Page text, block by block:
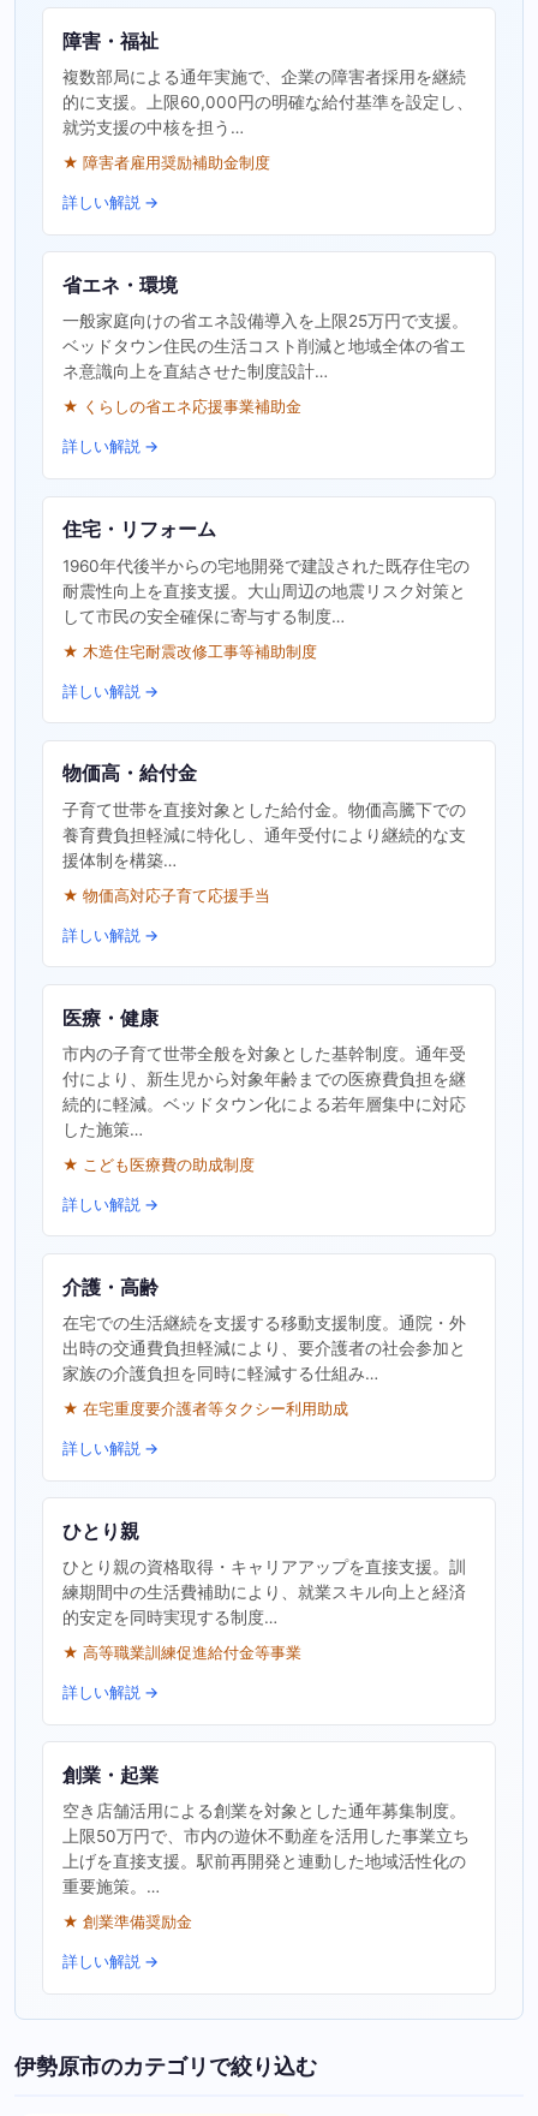
障害・福祉
複数部局による通年実施で、企業の障害者採用を継続
的に支援。上限60,000円の明確な給付基準を設定し、
就労支援の中核を担う…
★ 障害者雇用奨励補助金制度
詳しい解説 →
省エネ・環境
一般家庭向けの省エネ設備導入を上限25万円で支援。
ベッドタウン住民の生活コスト削減と地域全体の省エ
ネ意識向上を直結させた制度設計…
★ くらしの省エネ応援事業補助金
詳しい解説 →
住宅・リフォーム
1960年代後半からの宅地開発で建設された既存住宅の
耐震性向上を直接支援。大山周辺の地震リスク対策と
して市民の安全確保に寄与する制度…
★ 木造住宅耐震改修工事等補助制度
詳しい解説 →
物価高・給付金
子育て世帯を直接対象とした給付金。物価高騰下での
養育費負担軽減に特化し、通年受付により継続的な支
援体制を構築…
★ 物価高対応子育て応援手当
詳しい解説 →
医療・健康
市内の子育て世帯全般を対象とした基幹制度。通年受
付により、新生児から対象年齢までの医療費負担を継
続的に軽減。ベッドタウン化による若年層集中に対応
した施策…
★ こども医療費の助成制度
詳しい解説 →
介護・高齢
在宅での生活継続を支援する移動支援制度。通院・外
出時の交通費負担軽減により、要介護者の社会参加と
家族の介護負担を同時に軽減する仕組み…
★ 在宅重度要介護者等タクシー利用助成
詳しい解説 →
ひとり親
ひとり親の資格取得・キャリアアップを直接支援。訓
練期間中の生活費補助により、就業スキル向上と経済
的安定を同時実現する制度…
★ 高等職業訓練促進給付金等事業
詳しい解説 →
創業・起業
空き店舗活用による創業を対象とした通年募集制度。
上限50万円で、市内の遊休不動産を活用した事業立ち
上げを直接支援。駅前再開発と連動した地域活性化の
重要施策。…
★ 創業準備奨励金
詳しい解説 →
伊勢原市のカテゴリで絞り込む